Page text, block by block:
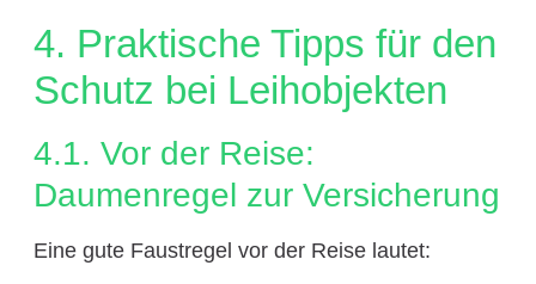
4. Praktische Tipps für den
Schutz bei Leihobjekten
4.1. Vor der Reise:
Daumenregel zur Versicherung
Eine gute Faustregel vor der Reise lautet: